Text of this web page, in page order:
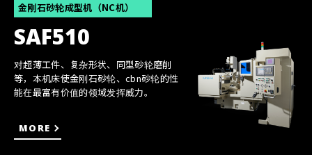
金刚石砂轮成型机（NC机）
SAF510
对超薄工件、复杂形状、同型砂轮磨削
等，本机床使金刚石砂轮、cbn砂轮的性
能在最富有价值的领域发挥威力。
MORE